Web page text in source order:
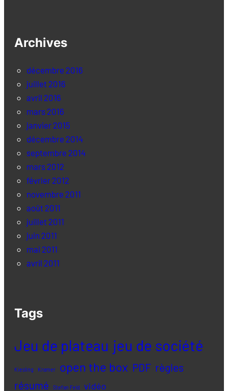
Archives
décembre 2016
juillet 2016
avril 2016
mars 2016
janvier 2015
décembre 2014
septembre 2014
mars 2012
février 2012
novembre 2011
août 2011
juillet 2011
juin 2011
mai 2011
avril 2011
Tags
Jeu de plateau jeu de société
Kiesling Kramer open the box PDF règles
résumé
Stefan Feld vidéo